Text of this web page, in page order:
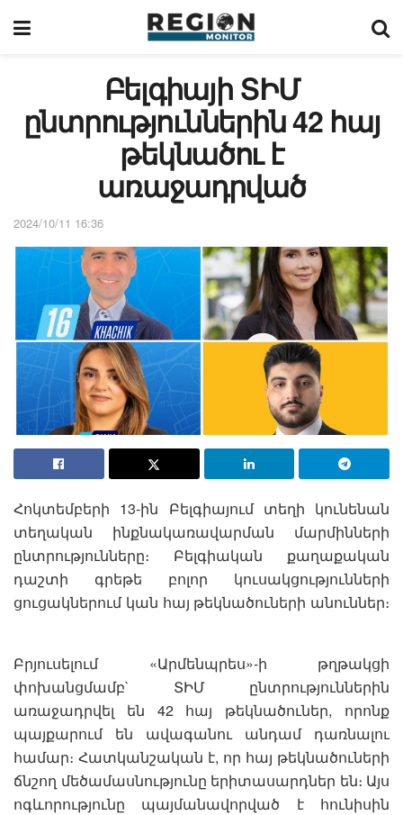
Բելգիայի ՏԻՄ
ընտրություններին 42 հայ
թեկնածու է
առաջադրված
2024/10/11 16:36
Հոկտեմբերի 13-ին Բելգիայում տեղի կունենան
տեղական ինքնակառավարման մարմինների
ընտրությունները։ Բելգիական քաղաքական
դաշտի գրեթե բոլոր կուսակցությունների
ցուցակներում կան հայ թեկնածուների անուններ։
Բրյուսելում «Արմենպրես»-ի թղթակցի
փոխանցմամբ` ՏԻՄ ընտրություններին
առաջադրվել են 42 հայ թեկնածուներ, որոնք
պայքարում են ավագանու անդամ դառնալու
համար։ Հատկանշական է, որ հայ թեկնածուների
ճնշող մեծամասնությունը երիտասարդներ են։ Այս
ոգևորությունը պայմանավորված է հունիսին